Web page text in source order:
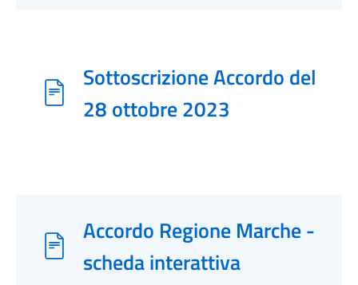
Sottoscrizione Accordo del
28 ottobre 2023
Accordo Regione Marche -
scheda interattiva